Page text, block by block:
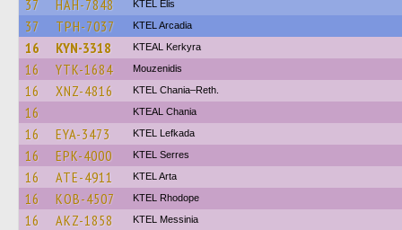
37 HAH-7848 KTEL Elis
37 TPH-7037 KTEL Arcadia
16 KYN-3318 KTEAL Kerkyra
16 YTK-1684 Mouzenidis
16 XNZ-4816 KTEL Chania–Reth.
16 KTEAL Chania
16 EYA-3473 KTEL Lefkada
16 EPK-4000 KTEL Serres
16 ATE-4911 KTEL Arta
16 KOB-4507 KTEL Rhodope
16 AKZ-1858 KTEL Messinia